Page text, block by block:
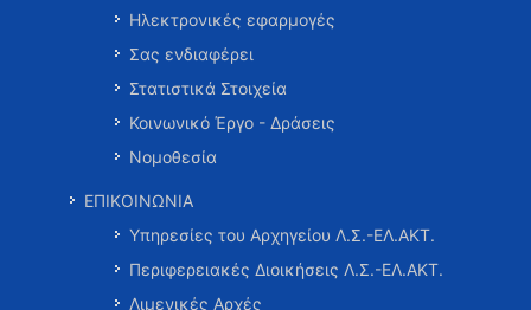
Ηλεκτρονικές εφαρμογές
Σας ενδιαφέρει
Στατιστικά Στοιχεία
Κοινωνικό Έργο - Δράσεις
Νομοθεσία
ΕΠΙΚΟΙΝΩΝΙΑ
Υπηρεσίες του Αρχηγείου Λ.Σ.-ΕΛ.ΑΚΤ.
Περιφερειακές Διοικήσεις Λ.Σ.-ΕΛ.ΑΚΤ.
Λιμενικές Αρχές